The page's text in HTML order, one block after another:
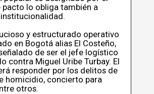
pacto lo obliga también a
y estructurado operativo
en Bogotá alias El Costeño,
de ser el jefe logístico
contra Miguel Uribe Turbay. El
responder por los delitos de
homicidio, concierto para
otros.